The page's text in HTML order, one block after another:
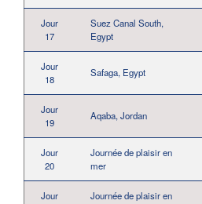
Jour
17
Suez Canal South,
Egypt
Jour
18
Safaga, Egypt
Jour
19
Aqaba, Jordan
Jour
20
Journée de plaisir en
mer
Jour
Journée de plaisir en